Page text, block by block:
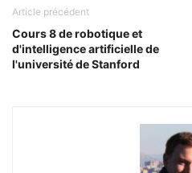
Article précédent
Cours 8 de robotique et
d'intelligence artificielle de
l'université de Stanford